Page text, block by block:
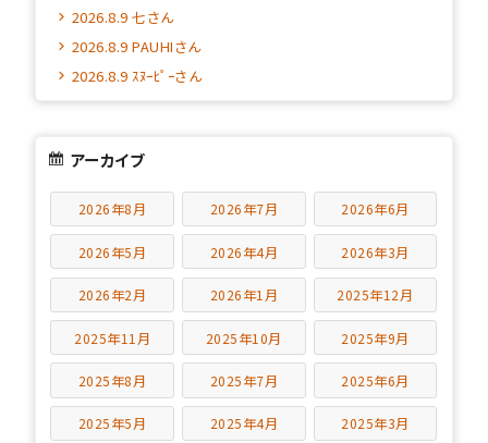
2026.8.9 七さん
2026.8.9 PAUHIさん
2026.8.9 ｽﾇｰﾋﾟｰさん
アーカイブ
2026年8月 2026年7月 2026年6月
2026年5月 2026年4月 2026年3月
2026年2月 2026年1月 2025年12月
2025年11月 2025年10月 2025年9月
2025年8月 2025年7月 2025年6月
2025年5月 2025年4月 2025年3月